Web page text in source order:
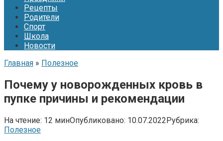
Рецепты
Родители
Спорт
Школа
Новости
Главная » Полезное
Почему у новорожденных кровь в
пупке причины и рекомендации
На чтение: 12 минОпубликовано: 10.07.2022Рубрика:
Полезное